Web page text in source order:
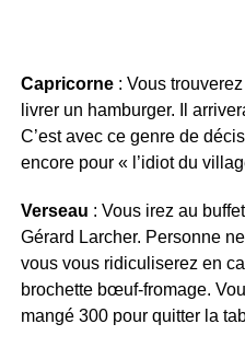
Capricorne: Vous
livrer un hamburger. Il
C’est avec ce genre de
encore pour « l’idiot du
Verseau : Vous irez au
Gérard Larcher. Personne
vous vous ridiculiserez en
brochette bœuf-fromage.
mangé 300 pour quitter la